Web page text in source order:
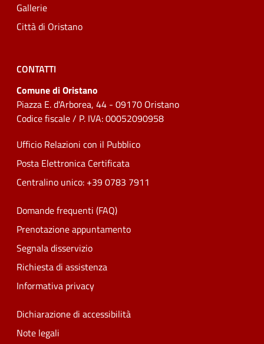
Gallerie
Città di Oristano
CONTATTI
Comune di Oristano
Piazza E. d'Arborea, 44 - 09170 Oristano
Codice fiscale / P. IVA: 00052090958
Ufficio Relazioni con il Pubblico
Posta Elettronica Certificata
Centralino unico: +39 0783 7911
Domande frequenti (FAQ)
Prenotazione appuntamento
Segnala disservizio
Richiesta di assistenza
Informativa privacy
Dichiarazione di accessibilità
Note legali